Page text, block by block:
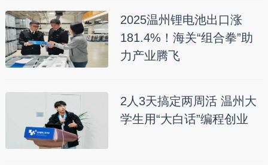
2025温州锂电池出口涨
181.4%！海关“组合拳”助
力产业腾飞
2人3天搞定两周活 温州大
学生用“大白话”编程创业